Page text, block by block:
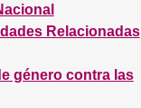
Relacionadas
género contra las